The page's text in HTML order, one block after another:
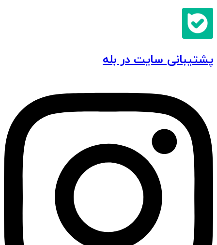
پشتیبانی سایت در بله